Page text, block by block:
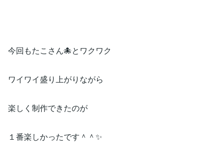
今回もたこさん🐙とワクワク
ワイワイ盛り上がりながら
楽しく制作できたのが
１番楽しかったです＾＾✨